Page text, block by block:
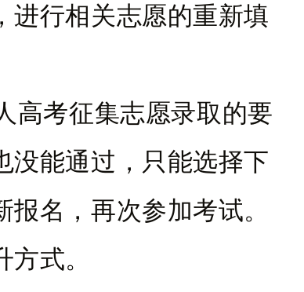
进行相关志愿的重新填
考征集志愿录取的要
没能通过，只能选择下
名，再次参加考试。
式。